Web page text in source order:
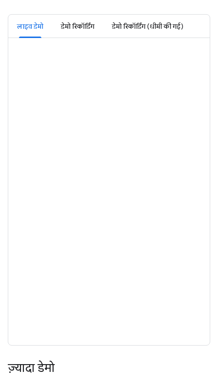
लाइव डेमो डेमो रिकॉर्डिंग डेमो रिकॉर्डिंग (धीमी की गई)
ज़्यादा डेमो